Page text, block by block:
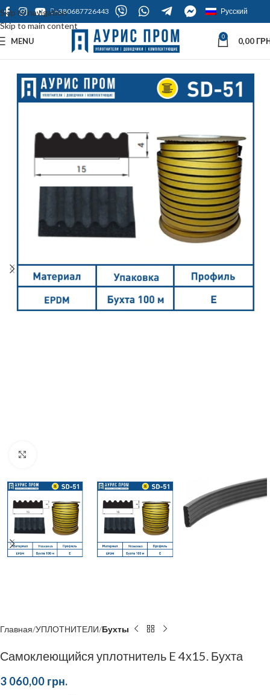
Skip to navigation
Skip to main content
+380687726443 Русский
MENU 0 0,00
Главная УПЛОТНИТЕЛИ Бухты
Самоклеющийся уплотнитель E 4х15. Бухта
3 060,00 грн.